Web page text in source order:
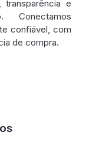
e
Conectamos
confiável, com
de compra.